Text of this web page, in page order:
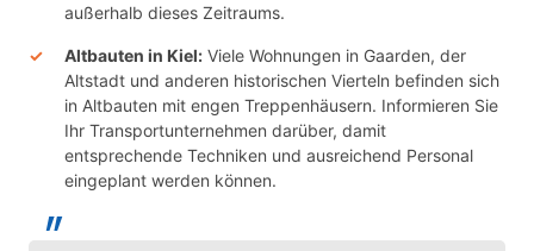
außerhalb dieses Zeitraums.
Altbauten in Kiel: Viele Wohnungen in Gaarden, der
Altstadt und anderen historischen Vierteln befinden sich
in Altbauten mit engen Treppenhäusern. Informieren Sie
Ihr Transportunternehmen darüber, damit
entsprechende Techniken und ausreichend Personal
eingeplant werden können.